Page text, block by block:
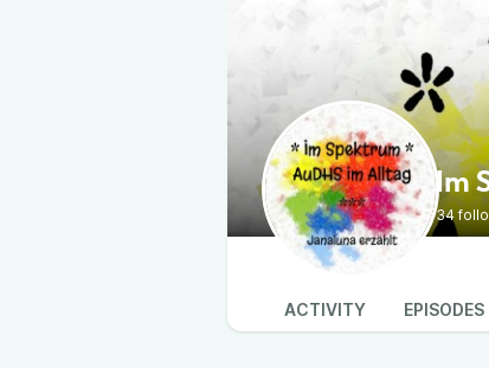
Im
34
ACTIVITY EPISODES